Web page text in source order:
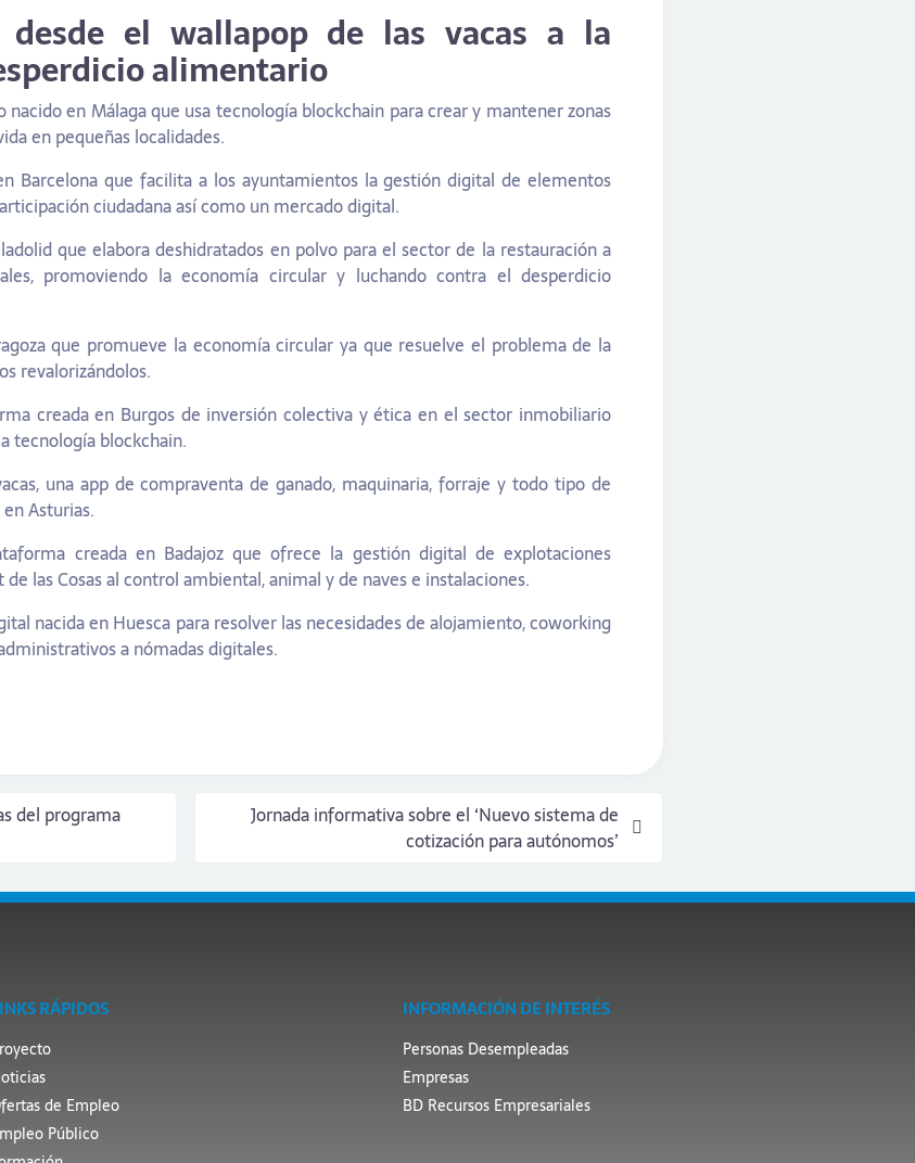
desde el wallapop de las vacas a la
alimentario
en Málaga que usa tecnología blockchain para crear y mantener zonas
en pequeñas localidades.
Barcelona que facilita a los ayuntamientos la gestión digital de elementos
ciudadana así como un mercado digital.
que elabora deshidratados en polvo para el sector de la restauración a
promoviendo la economía circular y luchando contra el desperdicio
que promueve la economía circular ya que resuelve el problema de la
revalorizándolos.
creada en Burgos de inversión colectiva y ética en el sector inmobiliario
tecnología blockchain.
una app de compraventa de ganado, maquinaria, forraje y todo tipo de
Asturias.
creada en Badajoz que ofrece la gestión digital de explotaciones
las Cosas al control ambiental, animal y de naves e instalaciones.
nacida en Huesca para resolver las necesidades de alojamiento, coworking
a nómadas digitales.
del programa
Jornada informativa sobre el ‘Nuevo sistema de
cotización para autónomos’
RÁPIDOS
de Empleo
Público
INFORMACIÓN DE INTERÉS
Personas Desempleadas
Empresas
BD Recursos Empresariales